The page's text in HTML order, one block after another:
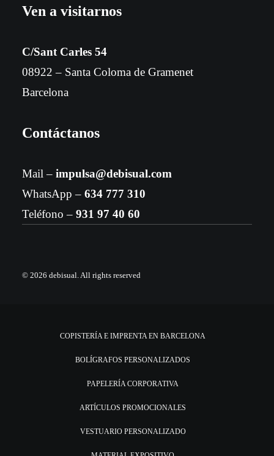
Ven a visitarnos
C/Sant Carles 54
08922 – Santa Coloma de Gramenet
Barcelona
Contáctanos
Mail – impulsa@debisual.com
WhatsApp – 634 777 310
Teléfono – 931 97 40 60
© 2026 debisual.All rights reserved
COPISTERÍA E IMPRENTA EN BARCELONA
BOLÍGRAFOS PERSONALIZADOS
PAPELERÍA CORPORATIVA
ARTÍCULOS PROMOCIONALES
VESTUARIO PERSONALIZADO